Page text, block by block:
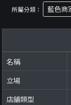
所屬分類： 藍色商
名稱
立場
店舖類型